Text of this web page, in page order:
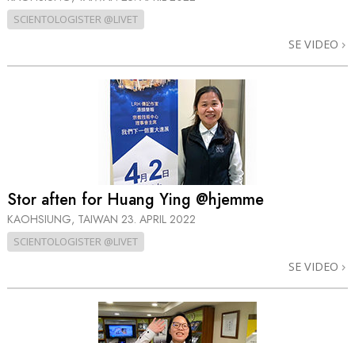
SCIENTOLOGISTER @LIVET
SE VIDEO
Stor aften for Huang Ying @hjemme
KAOHSIUNG, TAIWAN 23. APRIL 2022
SCIENTOLOGISTER @LIVET
SE VIDEO